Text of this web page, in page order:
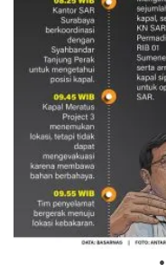
Evakuasi
Mutiara
3 Agustus 2026